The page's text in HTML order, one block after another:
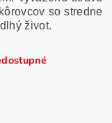
so stredne
život.